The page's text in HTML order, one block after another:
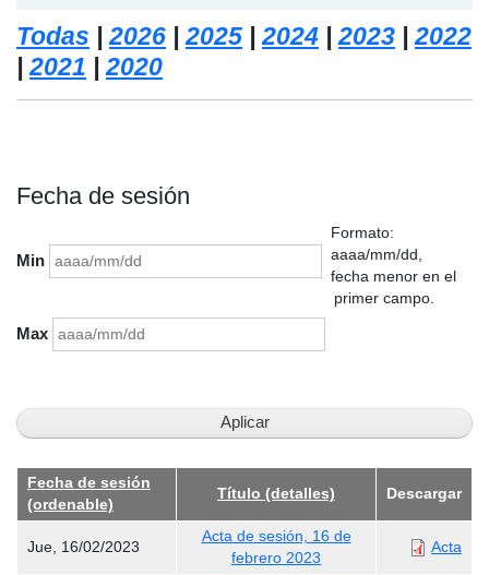
Todas | 2026 | 2025 | 2024 | 2023 | 2022
| 2021 | 2020
Fecha de sesión
Min
Max
Formato:
aaaa/mm/dd,
fecha menor en el
primer campo.
Fecha de sesión
(ordenable)
Título (detalles) Descargar
Jue, 16/02/2023
Acta de sesión, 16 de
febrero 2023
Acta